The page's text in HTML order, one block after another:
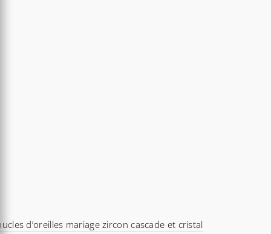
d’oreilles mariage zircon cascade et cristal